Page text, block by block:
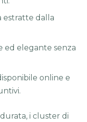
estratte dalla
elegante senza
online e
i cluster di